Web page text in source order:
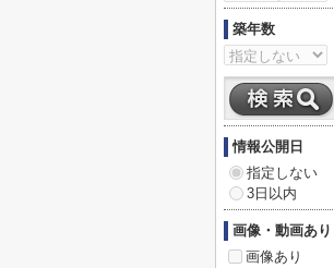
築年数
情報公開日
指定しない
3日以内
画像・動画あり
画像あり